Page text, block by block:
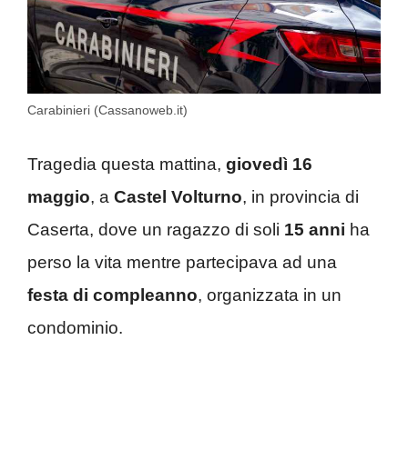
Carabinieri (Cassanoweb.it)
Tragedia questa mattina, giovedì 16
maggio, a Castel Volturno, in provincia di
Caserta, dove un ragazzo di soli 15 anni ha
perso la vita mentre partecipava ad una
festa di compleanno, organizzata in un
condominio.